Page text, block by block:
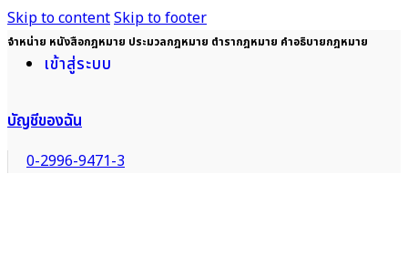
Skip to contentSkip to footer
จำหน่าย หนังสือกฎหมาย ประมวลกฎหมาย ตำรากฎหมาย คำอธิบายกฎหมาย
เข้าสู่ระบบ
บัญชีของฉัน
0-2996-9471-3